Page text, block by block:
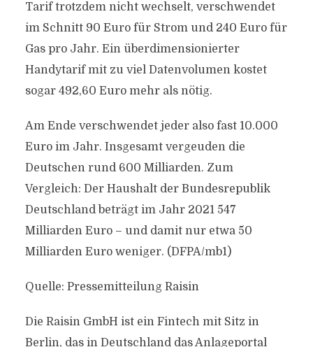
Tarif trotzdem nicht wechselt, verschwendet
im Schnitt 90 Euro für Strom und 240 Euro für
Gas pro Jahr. Ein überdimensionierter
Handytarif mit zu viel Datenvolumen kostet
sogar 492,60 Euro mehr als nötig.
Am Ende verschwendet jeder also fast 10.000
Euro im Jahr. Insgesamt vergeuden die
Deutschen rund 600 Milliarden. Zum
Vergleich: Der Haushalt der Bundesrepublik
Deutschland beträgt im Jahr 2021 547
Milliarden Euro – und damit nur etwa 50
Milliarden Euro weniger. (DFPA/mb1)
Quelle: Pressemitteilung Raisin
Die Raisin GmbH ist ein Fintech mit Sitz in
Berlin, das in Deutschland das Anlageportal